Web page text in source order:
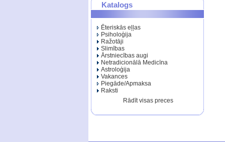
Katalogs
Ēteriskās eļļas
Psiholoģija
Ražotāji
Slimības
Ārstniecības augi
Netradicionālā Medicīna
Astroloģija
Vakances
Piegāde/Apmaksa
Raksti
Rādīt visas preces